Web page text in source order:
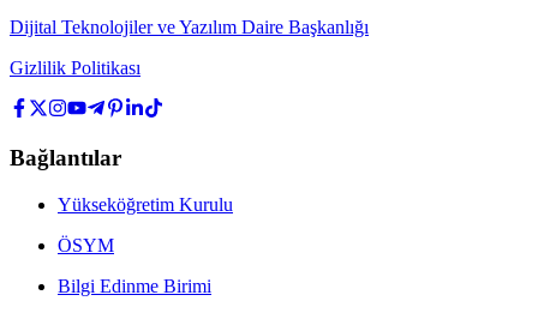
Dijital Teknolojiler ve Yazılım Daire Başkanlığı
Gizlilik Politikası
Bağlantılar
Yükseköğretim Kurulu
ÖSYM
Bilgi Edinme Birimi